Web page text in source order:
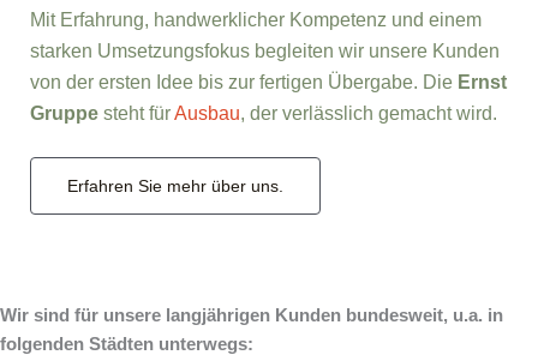
Mit Erfahrung, handwerklicher Kompetenz und einem
starken Umsetzungsfokus begleiten wir unsere Kunden
von der ersten Idee bis zur fertigen Übergabe. Die Ernst
Gruppe steht fürAusbau, der verlässlich gemacht wird.
Erfahren Sie mehr über uns.
Wir sind für unsere langjährigen Kunden bundesweit, u.a. in
folgenden Städten unterwegs: